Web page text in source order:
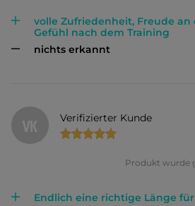
volle Zufriedenheit, Freude
Gefühl nach dem Training
nichts erkannt
VK Verifizierter Kunde
Produkt wurde
Endlich eine richtige Länge